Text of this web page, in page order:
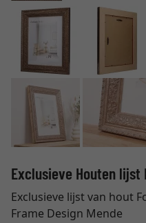
Exclusieve Houten lijst
Exclusieve lijst van hout
Frame Design Mende